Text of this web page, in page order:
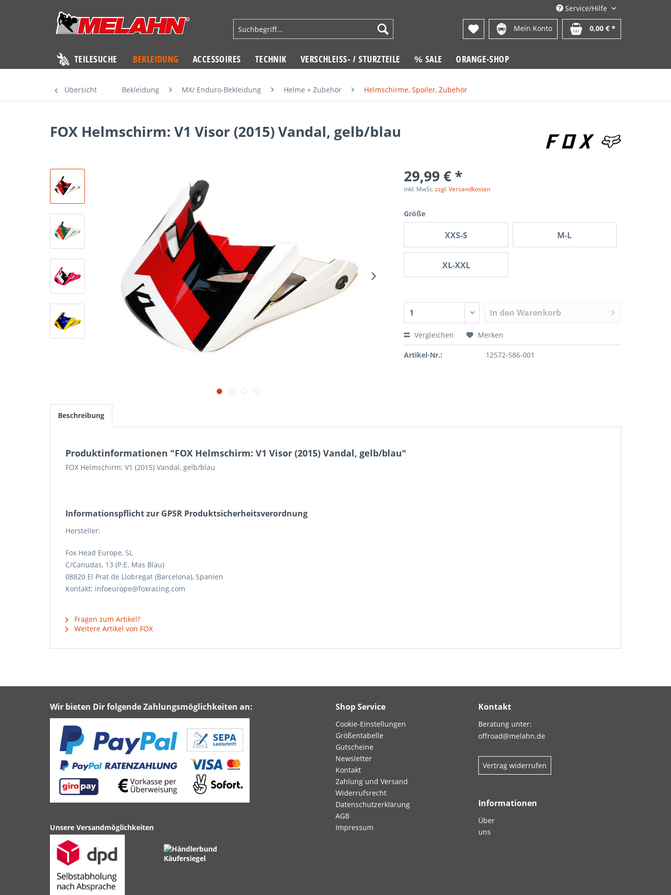
Service/Hilfe
Mein Konto 0,00 € *
TEILESUCHE BEKLEIDUNG ACCESSOIRES TECHNIK VERSCHLEISS- / STURZTEILE % SALE ORANGE-SHOP
Übersicht Bekleidung MX/ Enduro-Bekleidung Helme + Zubehör Helmschirme, Spoiler, Zubehör
FOX Helmschirm: V1 Visor (2015) Vandal, gelb/blau
29,99 € *
inkl. MwSt.zzgl. Versandkosten
Größe
XXS-S M-L
XL-XXL
In den Warenkorb
Vergleichen Merken
Artikel-Nr.: 12572-586-001
Beschreibung
Produktinformationen "FOX Helmschirm: V1 Visor (2015) Vandal, gelb/blau"
FOX Helmschirm: V1 (2015) Vandal, gelb/blau
Informations­pflicht zur GPSR Produktsicherheits­verordnung
Hersteller:
Fox Head Europe, SL
C/Canudas, 13 (P.E. Mas Blau)
08820 El Prat de Llobregat (Barcelona), Spanien
Kontakt: infoeurope@foxracing.com
Fragen zum Artikel?
Weitere Artikel von FOX
Wir bieten Dir folgende Zahlungsmöglichkeiten an:
Unsere Versandmöglichkeiten
Shop Service
Cookie-Einstellungen
Größentabelle
Gutscheine
Newsletter
Kontakt
Zahlung und Versand
Widerrufsrecht
Datenschutzerklärung
AGB
Impressum
Kontakt
Beratung unter:
offroad@melahn.de
Vertrag widerrufen
Informationen
Über
uns